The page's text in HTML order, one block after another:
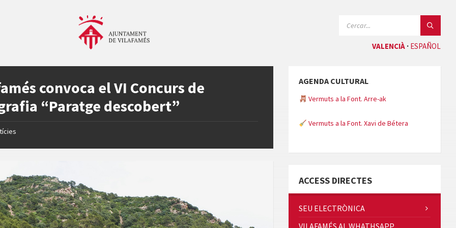
VALENCIÀ ESPAÑOL
convoca el VI Concurs de
“Paratge descobert”
AGENDA CULTURAL
Vermuts a la Font. Arre-ak
Vermuts a la Font. Xavi de Bétera
ACCESS DIRECTES
SEU ELECTRÒNICA